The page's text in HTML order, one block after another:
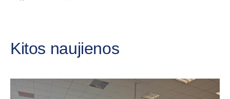
Kitos naujienos